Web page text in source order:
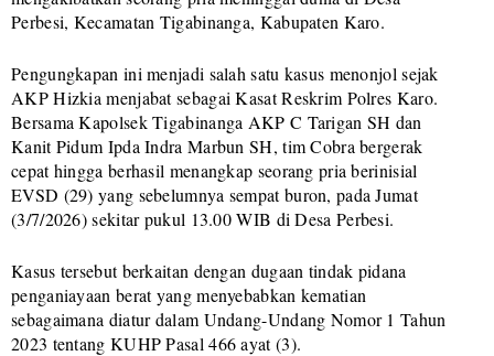
Perbesi, Kecamatan Tigabinanga, Kabupaten Karo.
Pengungkapan ini menjadi salah satu kasus menonjol sejak
AKP Hizkia menjabat sebagai Kasat Reskrim Polres Karo.
Bersama Kapolsek Tigabinanga AKP C Tarigan SH dan
Kanit Pidum Ipda Indra Marbun SH, tim Cobra bergerak
cepat hingga berhasil menangkap seorang pria berinisial
EVSD (29) yang sebelumnya sempat buron, pada Jumat
(3/7/2026) sekitar pukul 13.00 WIB di Desa Perbesi.
Kasus tersebut berkaitan dengan dugaan tindak pidana
penganiayaan berat yang menyebabkan kematian
sebagaimana diatur dalam Undang-Undang Nomor 1 Tahun
2023 tentang KUHP Pasal 466 ayat (3).